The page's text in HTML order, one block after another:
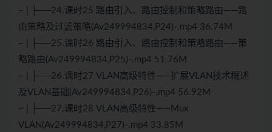
– | ├──24.课时25 路由引入、路由控制和策略路由——路
由策略及过滤策略(Av249994834,P24)-.mp4 36.74M
– | ├──25.课时26 路由引入、路由控制和策略路由——策
略路由(Av249994834,P25)-.mp4 51.76M
– | ├──26.课时27 VLAN高级特性——扩展VLAN技术概述
及VLAN基础(Av249994834,P26)-.mp4 56.92M
– | ├──27.课时28 VLAN高级特性——Mux
VLAN(Av249994834,P27)-.mp4 33.85M